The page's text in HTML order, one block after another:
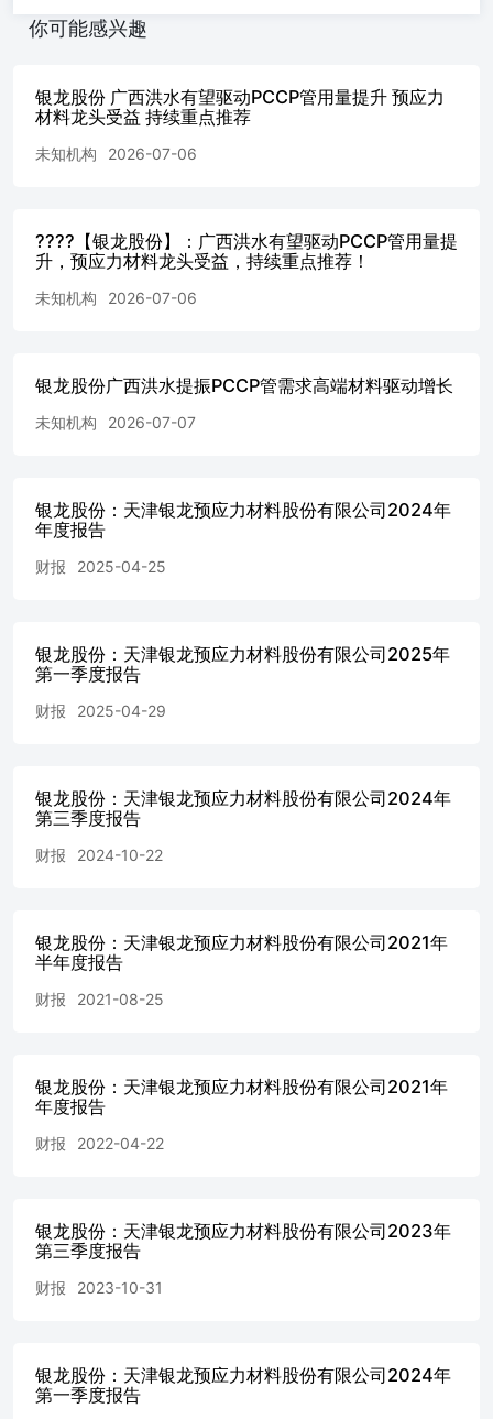
高增模式！ [太阳]业绩：26年开始，随着海外业务兑现，业
绩进入加速期，乐观预计26-27年利润6/8亿元，#当前估值
预期。 💼联系人：中泰机械 谢校辉，邢博阳
你可能感兴趣
银龙股份 广西洪水有望驱动PCCP管用量提升 预应力
材料龙头受益 持续重点推荐
未知机构 2026-07-06
????【银龙股份】：广西洪水有望驱动PCCP管用量提
升，预应力材料龙头受益，持续重点推荐！
未知机构 2026-07-06
银龙股份广西洪水提振PCCP管需求高端材料驱动增长
未知机构 2026-07-07
银龙股份：天津银龙预应力材料股份有限公司2024年
年度报告
财报 2025-04-25
银龙股份：天津银龙预应力材料股份有限公司2025年
第一季度报告
财报 2025-04-29
银龙股份：天津银龙预应力材料股份有限公司2024年
第三季度报告
财报 2024-10-22
银龙股份：天津银龙预应力材料股份有限公司2021年
半年度报告
财报 2021-08-25
银龙股份：天津银龙预应力材料股份有限公司2021年
年度报告
财报 2022-04-22
银龙股份：天津银龙预应力材料股份有限公司2023年
第三季度报告
财报 2023-10-31
银龙股份：天津银龙预应力材料股份有限公司2024年
第一季度报告